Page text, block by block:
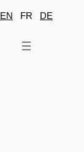
EN FR DE